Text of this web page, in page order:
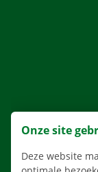
Onze site
Deze website